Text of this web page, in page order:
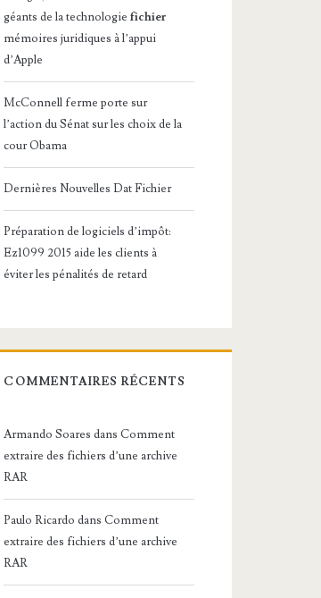
géants de la technologiefichier
mémoires juridiques à l’appui
d’Apple
McConnell ferme porte sur
l’action du Sénat sur les choix de la
cour Obama
Dernières Nouvelles Dat Fichier
Préparation de logiciels d’impôt:
Ez1099 2015 aide les clients à
éviter les pénalités de retard
COMMENTAIRES RÉCENTS
Armando Soares dansComment
extraire des fichiers d’une archive
RAR
Paulo Ricardo dansComment
extraire des fichiers d’une archive
RAR